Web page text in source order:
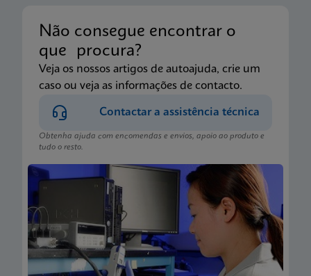
Não consegue encontrar o
que procura?
Veja os nossos artigos de autoajuda, crie um
caso ou veja as informações de contacto.
Contactar a assistência técnica
Obtenha ajuda com encomendas e envios, apoio ao produto e
tudo o resto.